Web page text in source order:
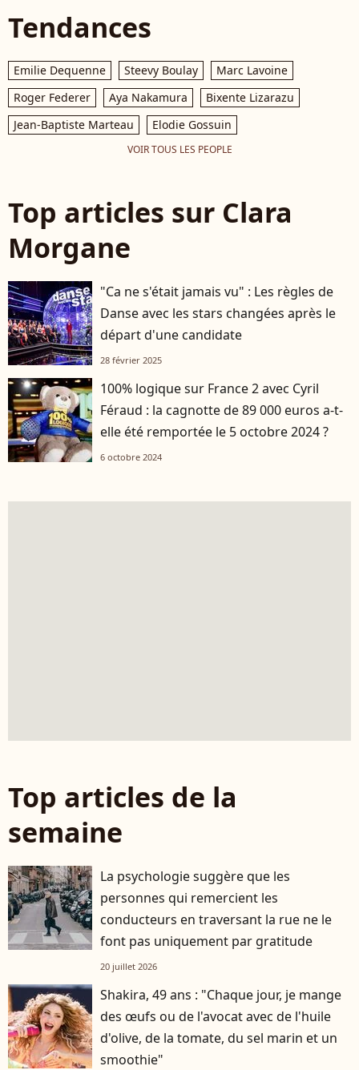
Tendances
Emilie Dequenne Steevy Boulay
Marc Lavoine
Roger Federer
Aya Nakamura
Bixente Lizarazu
Jean-Baptiste Marteau
Elodie Gossuin
VOIR TOUS LES PEOPLE
Top articles sur Clara
Morgane
"Ca ne s'était jamais vu" : Les règles de
Danse avec les stars changées après le
départ d'une candidate
28 février 2025
100% logique sur France 2 avec Cyril
Féraud : la cagnotte de 89 000 euros a-t-
elle été remportée le 5 octobre 2024 ?
6 octobre 2024
Top articles de la
semaine
La psychologie suggère que les
personnes qui remercient les
conducteurs en traversant la rue ne le
font pas uniquement par gratitude
20 juillet 2026
Shakira, 49 ans : "Chaque jour, je mange
des œufs ou de l'avocat avec de l'huile
d'olive, de la tomate, du sel marin et un
smoothie"